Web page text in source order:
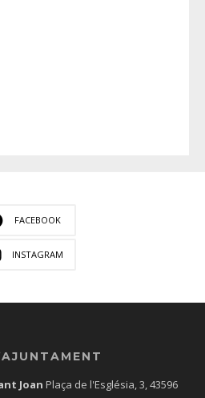
FACEBOOK
INSTAGRAM
Joan Plaça de l'Església, 3, 43596